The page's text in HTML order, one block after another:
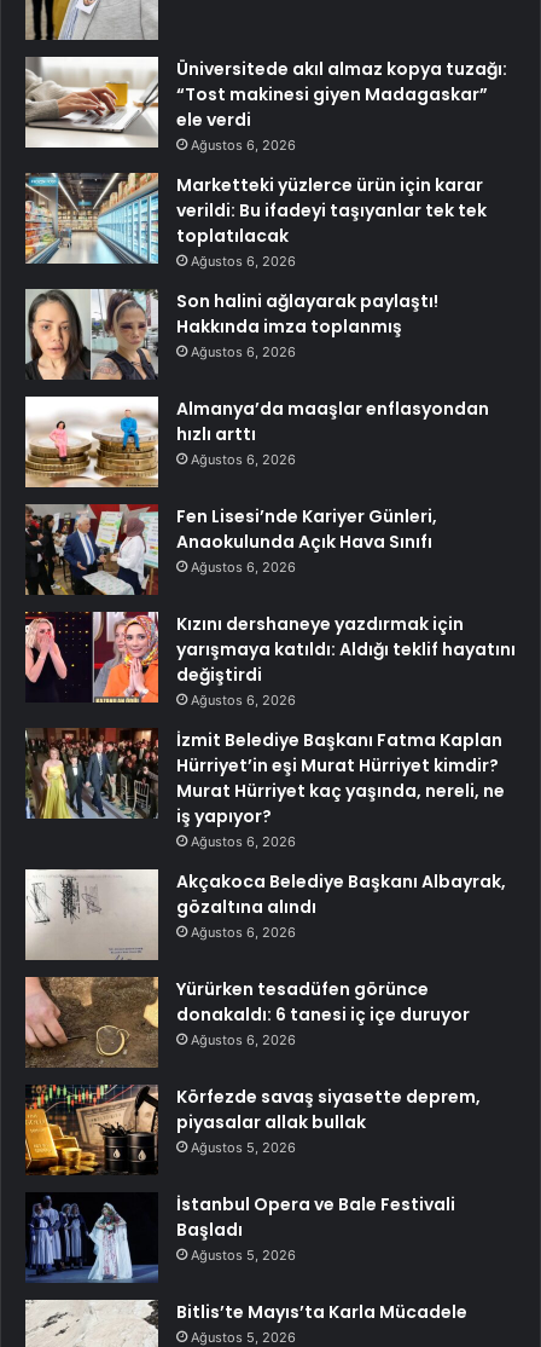
Üniversitede akıl almaz kopya tuzağı:
“Tost makinesi giyen Madagaskar”
ele verdi
Ağustos 6, 2026
Marketteki yüzlerce ürün için karar
verildi: Bu ifadeyi taşıyanlar tek tek
toplatılacak
Ağustos 6, 2026
Son halini ağlayarak paylaştı!
Hakkında imza toplanmış
Ağustos 6, 2026
Almanya’da maaşlar enflasyondan
hızlı arttı
Ağustos 6, 2026
Fen Lisesi’nde Kariyer Günleri,
Anaokulunda Açık Hava Sınıfı
Ağustos 6, 2026
Kızını dershaneye yazdırmak için
yarışmaya katıldı: Aldığı teklif hayatını
değiştirdi
Ağustos 6, 2026
İzmit Belediye Başkanı Fatma Kaplan
Hürriyet’in eşi Murat Hürriyet kimdir?
Murat Hürriyet kaç yaşında, nereli, ne
iş yapıyor?
Ağustos 6, 2026
Akçakoca Belediye Başkanı Albayrak,
gözaltına alındı
Ağustos 6, 2026
Yürürken tesadüfen görünce
donakaldı: 6 tanesi iç içe duruyor
Ağustos 6, 2026
Körfezde savaş siyasette deprem,
piyasalar allak bullak
Ağustos 5, 2026
İstanbul Opera ve Bale Festivali
Başladı
Ağustos 5, 2026
Bitlis’te Mayıs’ta Karla Mücadele
Ağustos 5, 2026